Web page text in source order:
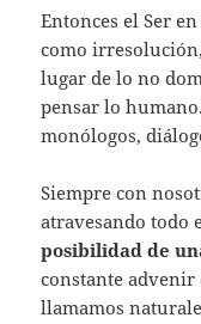
Entonces el Ser
como
lugar de lo no
pensar lo
monólogos,
Siempre con
atravesando todo
posibilidad de
constante advenir
llamamos